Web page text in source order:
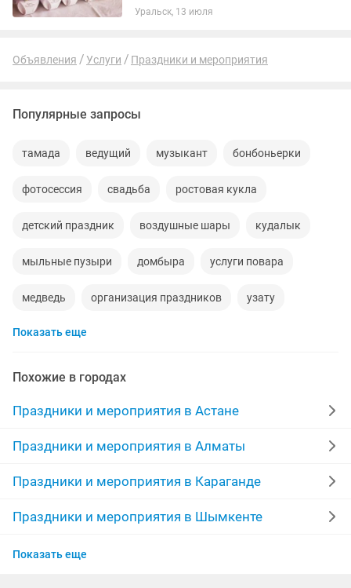
изготавливаем мыло и бомбочки
Уральск, 13 июля
Объявления Услуги Праздники и мероприятия
Популярные запросы
тамада ведущий музыкант бонбоньерки
фотосессия свадьба ростовая кукла
детский праздник воздушные шары кудалык
мыльные пузыри домбыра услуги повара
медведь организация праздников узату
цене гелиевые шары
праздники портреты банкет
повар выезд оформление гелевые шары
шары корпоратив дни рождения аниматоры
человек паук повар на выезд повар
ведущий тамада
Показать еще
Похожие в городах
Праздники и мероприятия в Астане
Праздники и мероприятия в Алматы
Праздники и мероприятия в Караганде
Праздники и мероприятия в Шымкенте
Праздники и мероприятия в Актобе
Показать еще